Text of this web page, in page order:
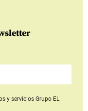
y serviciosGrupo EL